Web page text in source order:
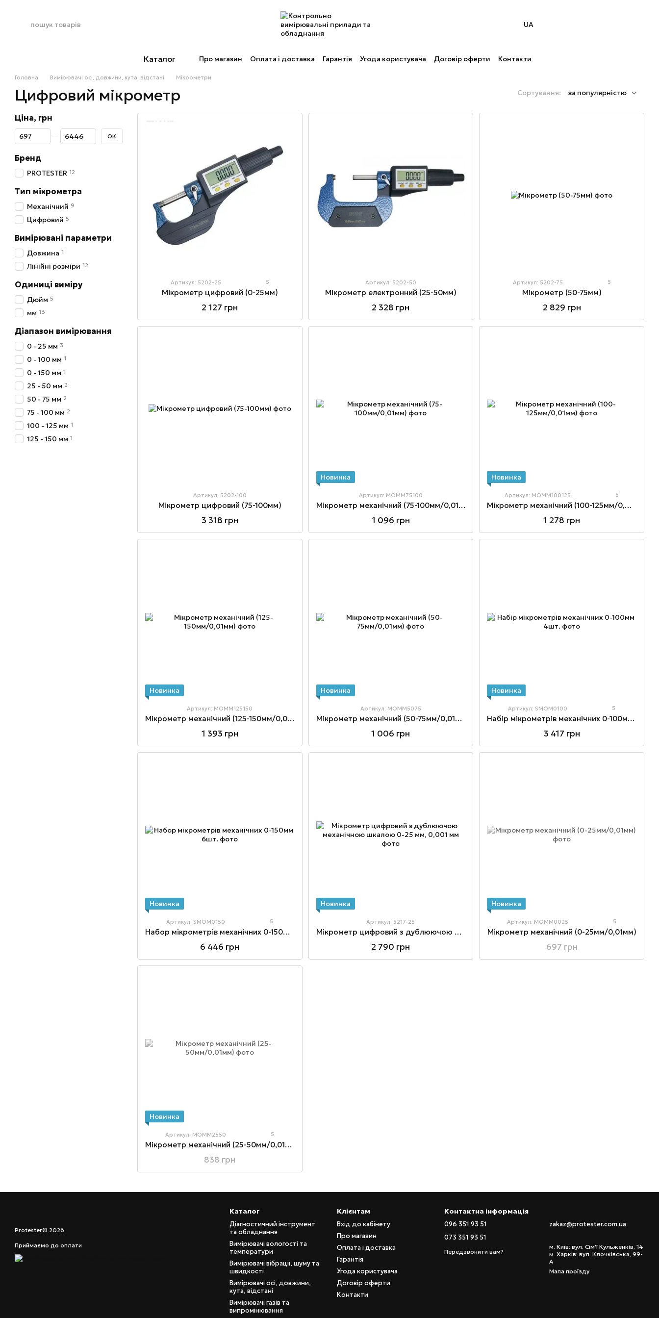
UA
Каталог Про магазин Оплата і доставка Гарантія Угода користувача Договір оферти Контакти
Головна Вимірювачі осі, довжини, кута, відстані Мікрометри
Цифровий мікрометр Сортування: за популярністю
Артикул: 5202-25 5
Мікрометр цифровий (0-25мм)
2 127 грн
Артикул: 5202-50
Мікрометр електронний (25-50мм)
2 328 грн
Артикул: 5202-75 5
Мікрометр (50-75мм)
2 829 грн
Артикул: 5202-100
Мікрометр цифровий (75-100мм)
3 318 грн
Новинка
Артикул: MOMM75100
Мікрометр механічний (75-100мм/0,01мм)
1 096 грн
Новинка
Артикул: MOMM100125 5
Мікрометр механічний (100-125мм/0,01мм)
1 278 грн
Новинка
Артикул: MOMM125150
Мікрометр механічний (125-150мм/0,01мм)
1 393 грн
Новинка
Артикул: MOMM5075
Мікрометр механічний (50-75мм/0,01мм)
1 006 грн
Новинка
Артикул: SMOM0100 5
Haбiр мікрометрів механічних 0-100мм 4шт.
3 417 грн
Новинка
Артикул: SMOM0150 5
Haбop мікрометрів механічних 0-150мм 6шт.
6 446 грн
Новинка
Артикул: 5217-25
Мікрометр цифровий з дублюючою механічною шкалою 0-25 мм, 0,001 мм
2 790 грн
Новинка
Артикул: MOMM0025 5
Мікрометр механічний (0-25мм/0,01мм)
697 грн
Новинка
Артикул: MOMM2550 5
Мікрометр механічний (25-50мм/0,01мм)
838 грн
Ціна, грн
Від Ціна, грн
До Ціна, грн ОК
Бренд
PROTESTER 12
Тип мікрометра
Механічний 9
Цифровий 5
Вимірювані параметри
Довжина 1
Лінійні розміри 12
Одиниці виміру
Дюйм 5
мм 13
Діапазон вимірювання
0 - 25 мм 3
0 - 100 мм 1
0 - 150 мм 1
25 - 50 мм 2
50 - 75 мм 2
75 - 100 мм 2
100 - 125 мм 1
125 - 150 мм 1
Protester© 2026
Приймаємо до оплати
Каталог
Діагностичний інструмент
та обладнання
Вимірювачі вологості та
температури
Вимірювачі вібрації, шуму та
швидкості
Вимірювачі осі, довжини,
кута, відстані
Вимірювачі газів та
випромінювання
Клієнтам
Вхід до кабінету
Про магазин
Оплата і доставка
Гарантія
Угода користувача
Договір оферти
Контакти
Контактна інформація
096 351 93 51
073 351 93 51
Передзвонити вам?
zakaz@protester.com.ua
м. Київ: вул. Сім'ї Кульженків, 14
м. Харків: вул. Клочківська, 99-
А
Мапа проїзду